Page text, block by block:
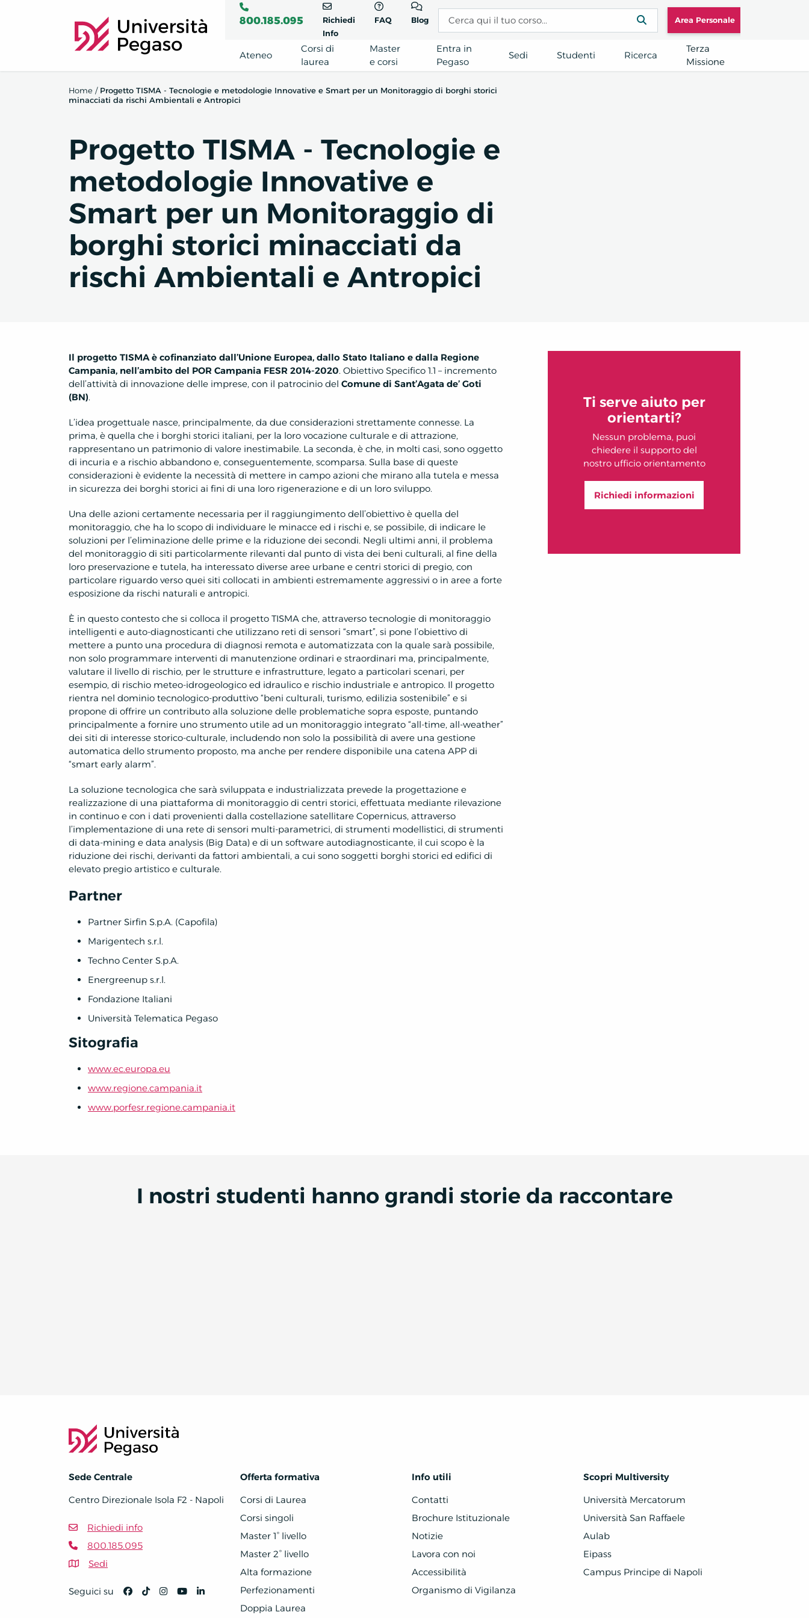
800.185.095
Richiedi
Info
FAQ Blog Area Personale
Ateneo
Corsi di
laurea
Master
e corsi
Entra in
Pegaso
Sedi Studenti Ricerca
Terza
Missione
Home / Progetto TISMA - Tecnologie e metodologie Innovative e Smart per un Monitoraggio di borghi storici
minacciati da rischi Ambientali e Antropici
Progetto TISMA - Tecnologie e
metodologie Innovative e
Smart per un Monitoraggio di
borghi storici minacciati da
rischi Ambientali e Antropici
Il progetto TISMA è cofinanziato dall’Unione Europea, dallo Stato Italiano e dalla Regione
Campania, nell’ambito del POR Campania FESR 2014-2020. Obiettivo Specifico 1.1 – incremento
dell’attività di innovazione delle imprese, con il patrocinio del Comune di Sant’Agata de’ Goti
(BN).
L’idea progettuale nasce, principalmente, da due considerazioni strettamente connesse. La
prima, è quella che i borghi storici italiani, per la loro vocazione culturale e di attrazione,
rappresentano un patrimonio di valore inestimabile. La seconda, è che, in molti casi, sono oggetto
di incuria e a rischio abbandono e, conseguentemente, scomparsa. Sulla base di queste
considerazioni è evidente la necessità di mettere in campo azioni che mirano alla tutela e messa
in sicurezza dei borghi storici ai fini di una loro rigenerazione e di un loro sviluppo.
Una delle azioni certamente necessaria per il raggiungimento dell’obiettivo è quella del
monitoraggio, che ha lo scopo di individuare le minacce ed i rischi e, se possibile, di indicare le
soluzioni per l’eliminazione delle prime e la riduzione dei secondi. Negli ultimi anni, il problema
del monitoraggio di siti particolarmente rilevanti dal punto di vista dei beni culturali, al fine della
loro preservazione e tutela, ha interessato diverse aree urbane e centri storici di pregio, con
particolare riguardo verso quei siti collocati in ambienti estremamente aggressivi o in aree a forte
esposizione da rischi naturali e antropici.
È in questo contesto che si colloca il progetto TISMA che, attraverso tecnologie di monitoraggio
intelligenti e auto-diagnosticanti che utilizzano reti di sensori “smart”, si pone l’obiettivo di
mettere a punto una procedura di diagnosi remota e automatizzata con la quale sarà possibile,
non solo programmare interventi di manutenzione ordinari e straordinari ma, principalmente,
valutare il livello di rischio, per le strutture e infrastrutture, legato a particolari scenari, per
esempio, di rischio meteo-idrogeologico ed idraulico e rischio industriale e antropico. Il progetto
rientra nel dominio tecnologico-produttivo “beni culturali, turismo, edilizia sostenibile” e si
propone di offrire un contributo alla soluzione delle problematiche sopra esposte, puntando
principalmente a fornire uno strumento utile ad un monitoraggio integrato “all-time, all-weather”
dei siti di interesse storico-culturale, includendo non solo la possibilità di avere una gestione
automatica dello strumento proposto, ma anche per rendere disponibile una catena APP di
“smart early alarm”.
La soluzione tecnologica che sarà sviluppata e industrializzata prevede la progettazione e
realizzazione di una piattaforma di monitoraggio di centri storici, effettuata mediante rilevazione
in continuo e con i dati provenienti dalla costellazione satellitare Copernicus, attraverso
l’implementazione di una rete di sensori multi-parametrici, di strumenti modellistici, di strumenti
di data-mining e data analysis (Big Data) e di un software autodiagnosticante, il cui scopo è la
riduzione dei rischi, derivanti da fattori ambientali, a cui sono soggetti borghi storici ed edifici di
elevato pregio artistico e culturale.
Partner
Partner Sirfin S.p.A. (Capofila)
Marigentech s.r.l.
Techno Center S.p.A.
Energreenup s.r.l.
Fondazione Italiani
Università Telematica Pegaso
Sitografia
www.ec.europa.eu
www.regione.campania.it
www.porfesr.regione.campania.it
Ti serve aiuto per
orientarti?
Nessun problema, puoi
chiedere il supporto del
nostro ufficio orientamento
Richiedi informazioni
I nostri studenti hanno grandi storie da raccontare
Sede Centrale
Centro Direzionale Isola F2 - Napoli
Richiedi info
800.185.095
Sedi
Seguici su
Offerta formativa
Corsi di Laurea
Corsi singoli
Master 1° livello
Master 2° livello
Alta formazione
Perfezionamenti
Doppia Laurea
Info utili
Contatti
Brochure Istituzionale
Notizie
Lavora con noi
Accessibilità
Organismo di Vigilanza
Scopri Multiversity
Università Mercatorum
Università San Raffaele
Aulab
Eipass
Campus Principe di Napoli